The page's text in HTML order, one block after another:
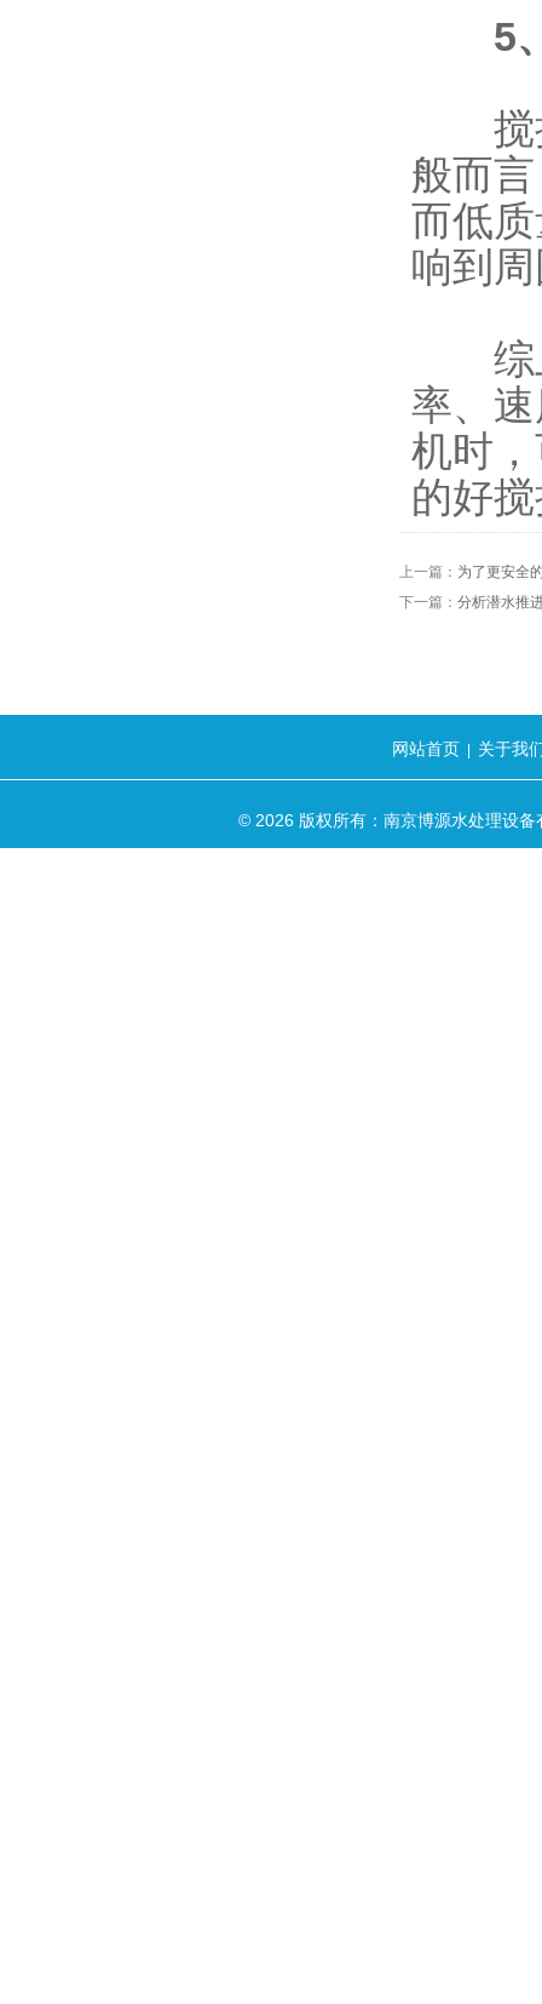
5
搅拌
般而
而低
响到
综上
率、
机时
的好
上一篇： 为了更安全
下一篇： 分析潜水推
网站首页 关于我
© 2026 版权所有：南京博源水处理设